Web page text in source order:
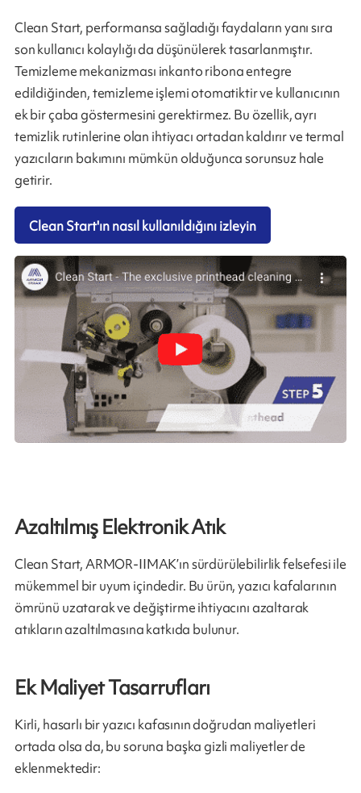
Clean Start, performansa sağladığı faydaların yanı sıra
son kullanıcı kolaylığı da düşünülerek tasarlanmıştır.
Temizleme mekanizması inkanto ribona entegre
edildiğinden, temizleme işlemi otomatiktir ve kullanıcının
ek bir çaba göstermesini gerektirmez. Bu özellik, ayrı
temizlik rutinlerine olan ihtiyacı ortadan kaldırır ve termal
yazıcıların bakımını mümkün olduğunca sorunsuz hale
getirir.
Clean Start'ın nasıl kullanıldığını izleyin
Azaltılmış Elektronik Atık
Clean Start, ARMOR-IIMAK’ın sürdürülebilirlik felsefesi ile
mükemmel bir uyum içindedir. Bu ürün, yazıcı kafalarının
ömrünü uzatarak ve değiştirme ihtiyacını azaltarak
atıkların azaltılmasına katkıda bulunur.
Ek Maliyet Tasarrufları
Kirli, hasarlı bir yazıcı kafasının doğrudan maliyetleri
ortada olsa da, bu soruna başka gizli maliyetler de
eklenmektedir: